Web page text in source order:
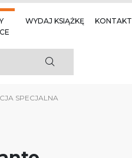
WYDAJ KSIĄŻKĘ KONTAKT
SPECJALNA